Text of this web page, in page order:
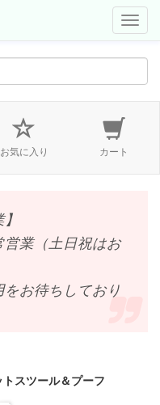
お気に入り カート
（土日祝はお
待ちしており
スツール＆プーフ